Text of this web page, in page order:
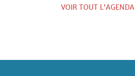
VOIR TOUT L'AGENDA